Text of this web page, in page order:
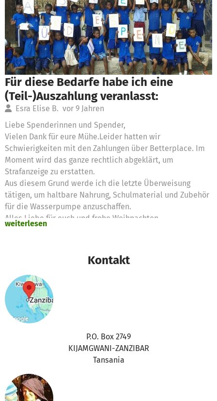
Für diese Bedarfe habe ich eine
(Teil-)Auszahlung veranlasst:
Esra Elise B. vor 9 Jahren
Liebe Spenderinnen und Spender,
Vielen Dank für eure Mühe.Leider hatten wir
Schwierigkeiten mit den Zahlungen über Betterplace. Im
Moment wird das ganze rechtlich abgeklärt, um
Strafanzeige zu erstatten.
Aus diesem Grund werde ich die letzte Überweisung
tätigen, um haltbare Nahrung, Schulmaterial und Zubehör
für die Wasserpumpe anzuschaffen.
Alles Liebe für euch und frohe Weihnachten
Wasserpumpe 62,00 €Herd für die Küche 65,00
€Schulamterial 141,00 €haltbare Nahrung 50,00 €
weiterlesen
Kontakt
P.O. Box 2749
KIJAMGWANI-ZANZIBAR
Tansania